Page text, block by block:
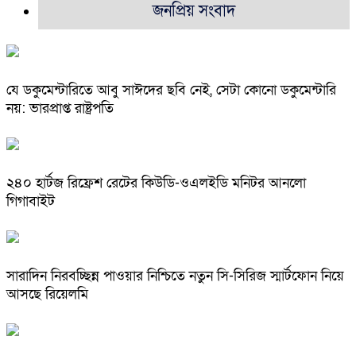
জনপ্রিয় সংবাদ
যে ডকুমেন্টারিতে আবু সাঈদের ছবি নেই, সেটা কোনো ডকুমেন্টারি
নয়: ভারপ্রাপ্ত রাষ্ট্রপতি
২৪০ হার্টজ রিফ্রেশ রেটের কিউডি-ওএলইডি মনিটর আনলো
গিগাবাইট
সারাদিন নিরবচ্ছিন্ন পাওয়ার নিশ্চিতে নতুন সি-সিরিজ স্মার্টফোন নিয়ে
আসছে রিয়েলমি